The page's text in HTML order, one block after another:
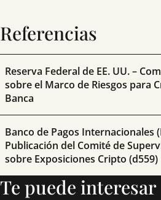
Referencias
Reserva Federal de EE. UU. –
sobre el Marco de Riesgos para
Banca
Banco de Pagos Internacionales
Publicación del Comité de
sobre Exposiciones Cripto (d559)
Te puede interesar